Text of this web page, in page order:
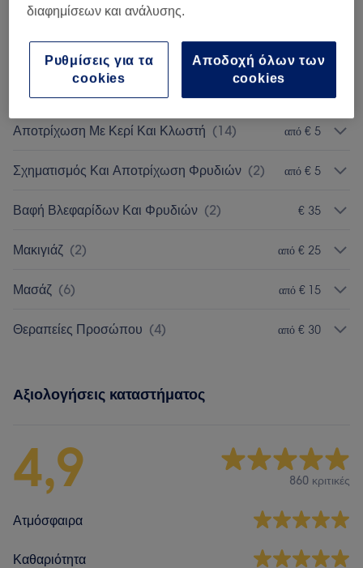
Extensions Βλεφαρίδων Και Lash Lift
Μανικιούρ Και Θεραπείες Χεριών 22
Αποτρίχωση Με Κερί Και Κλωστή (14) από € 5
Σχηματισμός Και Αποτρίχωση Φρυδιών (2) από € 5
Βαφή Βλεφαρίδων Και Φρυδιών (2) € 35
Μακιγιάζ (2) από € 25
Μασάζ (6) από € 15
Θεραπείες Προσώπου (4) από € 30
Αξιολογήσεις καταστήματος
4,9 860 κριτικές
Ατμόσφαιρα
Καθαριότητα
διαφημίσεων και ανάλυσης.
Αποδοχή όλων των
cookies
Ρυθμίσεις για τα
cookies